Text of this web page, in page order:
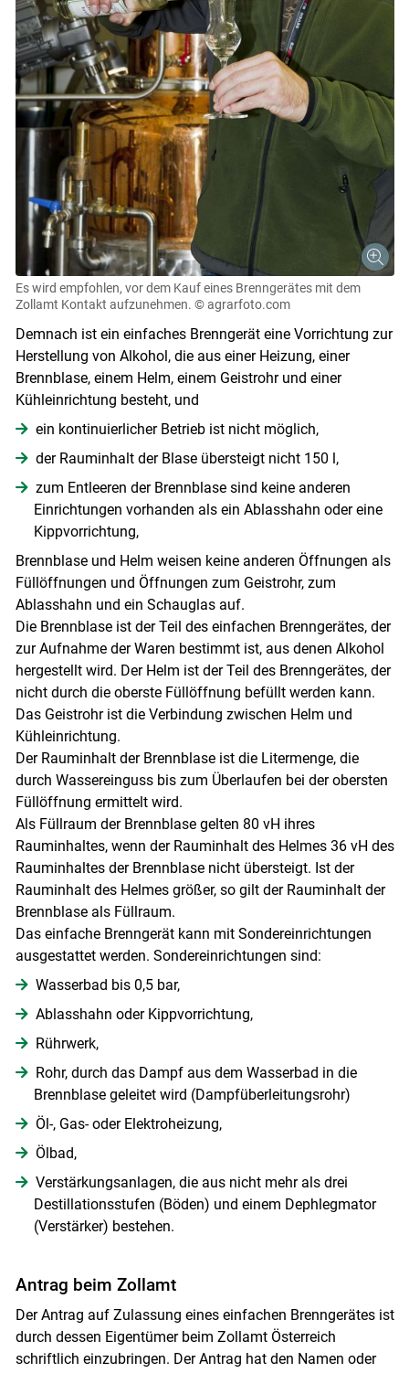
Skip to main content
Es wird empfohlen, vor dem Kauf eines Brenngerätes mit dem
Zollamt Kontakt aufzunehmen. © agrarfoto.com
Demnach ist ein einfaches Brenngerät eine Vorrichtung zur
Herstellung von Alkohol, die aus einer Heizung, einer
Brennblase, einem Helm, einem Geistrohr und einer
Kühleinrichtung besteht, und
ein kontinuierlicher Betrieb ist nicht möglich,
der Rauminhalt der Blase übersteigt nicht 150 l,
zum Entleeren der Brennblase sind keine anderen
Einrichtungen vorhanden als ein Ablasshahn oder eine
Kippvorrichtung,
Brennblase und Helm weisen keine anderen Öffnungen als
Füllöffnungen und Öffnungen zum Geistrohr, zum
Ablasshahn und ein Schauglas auf.
Die Brennblase ist der Teil des einfachen Brenngerätes, der
zur Aufnahme der Waren bestimmt ist, aus denen Alkohol
hergestellt wird. Der Helm ist der Teil des Brenngerätes, der
nicht durch die oberste Füllöffnung befüllt werden kann.
Das Geistrohr ist die Verbindung zwischen Helm und
Kühleinrichtung.
Der Rauminhalt der Brennblase ist die Litermenge, die
durch Wassereinguss bis zum Überlaufen bei der obersten
Füllöffnung ermittelt wird.
Als Füllraum der Brennblase gelten 80 vH ihres
Rauminhaltes, wenn der Rauminhalt des Helmes 36 vH des
Rauminhaltes der Brennblase nicht übersteigt. Ist der
Rauminhalt des Helmes größer, so gilt der Rauminhalt der
Brennblase als Füllraum.
Das einfache Brenngerät kann mit Sondereinrichtungen
ausgestattet werden. Sonder­einrichtungen sind:
Wasserbad bis 0,5 bar,
Ablasshahn oder Kippvorrichtung,
Rührwerk,
Rohr, durch das Dampf aus dem Wasserbad in die
Brennblase geleitet wird (Dampfüberleitungsrohr)
Öl-, Gas- oder Elektroheizung,
Ölbad,
Verstärkungsanlagen, die aus nicht mehr als drei
Destillationsstufen (Böden) und einem Dephlegmator
(Verstärker) bestehen.
Antrag beim Zollamt
Der Antrag auf Zulassung eines einfachen Brenngerätes ist
durch dessen Eigentümer beim Zollamt Österreich
schriftlich einzubringen. Der Antrag hat den Namen oder